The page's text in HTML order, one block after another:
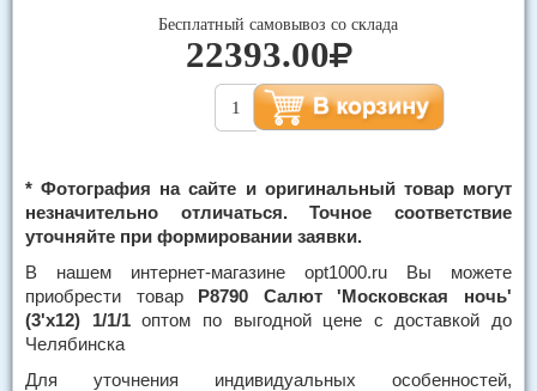
Бесплатный самовывоз со склада
22393.00
* Фотография на сайте и оригинальный товар могут
незначительно отличаться. Точное соответствие
уточняйте при формировании заявки.
В нашем интернет-магазине opt1000.ru Вы можете
приобрести товар Р8790 Салют 'Московская ночь'
(3'х12) 1/1/1оптом по выгодной цене с доставкой до
Челябинска
Для уточнения индивидуальных особенностей,